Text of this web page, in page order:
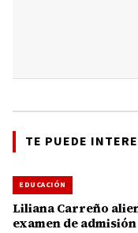
TE PUEDE
EDUCACIÓN
Liliana Carreño
examen de